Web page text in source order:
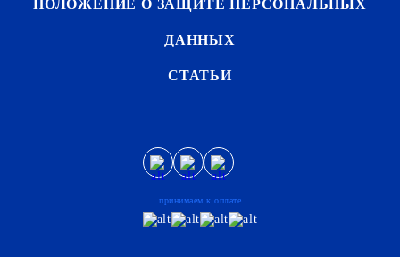
ПОЛОЖЕНИЕ О ЗАЩИТЕ ПЕРСОНАЛЬНЫХ
ДАННЫХ
СТАТЬИ
принимаем к оплате